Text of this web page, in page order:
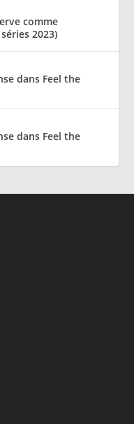
comme
2023)
dans Feel the
dans Feel the